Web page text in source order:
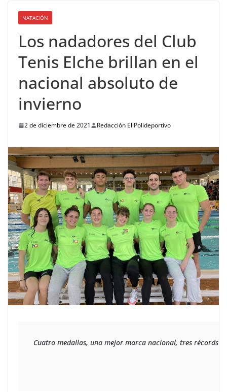
NATACIÓN
Los nadadores del Club
Tenis Elche brillan en el
nacional absoluto de
invierno
2 de diciembre de 2021 Redacción El Polideportivo
Cuatro medallas, una mejor marca nacional, tres récords